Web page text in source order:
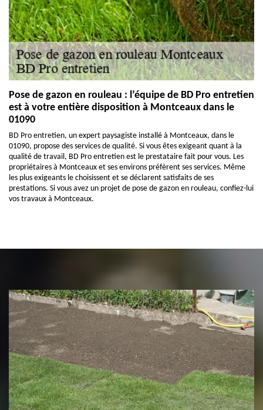
Pose de gazon en rouleau : l’équipe de BD Pro entretien
est à votre entière disposition à Montceaux dans le
01090
BD Pro entretien, un expert paysagiste installé à Montceaux, dans le
01090, propose des services de qualité. Si vous êtes exigeant quant à la
qualité de travail, BD Pro entretien est le prestataire fait pour vous. Les
propriétaires à Montceaux et ses environs préfèrent ses services. Même
les plus exigeants le choisissent et se déclarent satisfaits de ses
prestations. Si vous avez un projet de pose de gazon en rouleau, confiez-lui
vos travaux à Montceaux.